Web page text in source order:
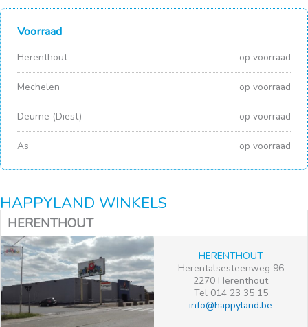
Voorraad
Herenthout op voorraad
Mechelen op voorraad
Deurne (Diest) op voorraad
As op voorraad
HAPPYLAND WINKELS
HERENTHOUT
HERENTHOUT
Herentalsesteenweg 96
2270 Herenthout
Tel 014 23 35 15
info@happyland.be